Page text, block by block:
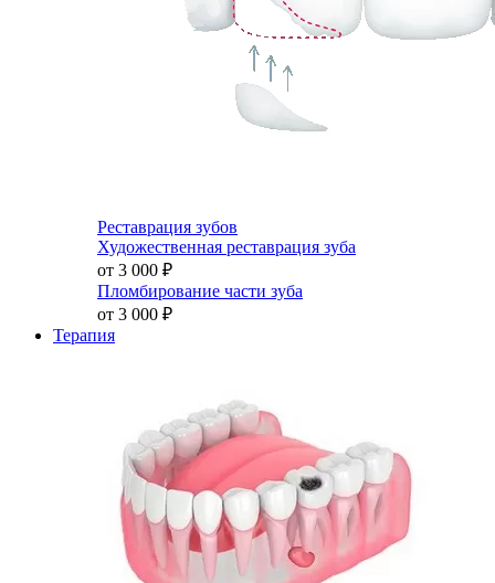
Реставрация зубов
Художественная реставрация зуба
от 3 000 ₽
Пломбирование части зуба
от 3 000 ₽
Терапия